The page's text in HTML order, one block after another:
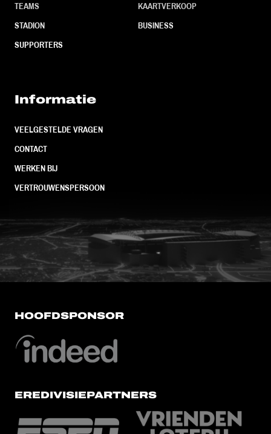
TEAMS
STADION
SUPPORTERS
KAARTVERKOOP
BUSINESS
Informatie
VEELGESTELDE VRAGEN
CONTACT
WERKEN BIJ
VERTROUWENSPERSOON
FC Utrecht<br>vanuit<br>het
HOOFDSPONSOR
EREDIVISIEPARTNERS